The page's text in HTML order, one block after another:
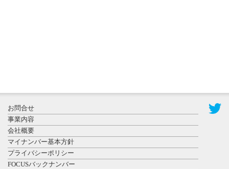
登録有形文
化財となっ
た東北大植
物園八...
お問合せ
事業内容
会社概要
マイナンバー基本方針
プライバシーポリシー
FOCUSバックナンバー